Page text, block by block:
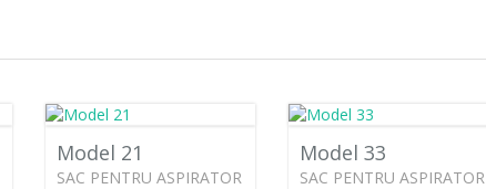
Model 21
SAC PENTRU ASPIRATOR
Model 33
SAC PENTRU ASPIRATOR